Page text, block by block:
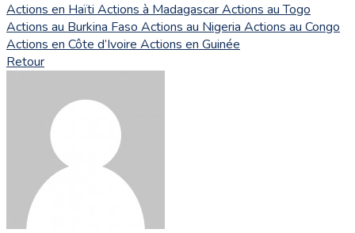
Actions en Haïti Actions à MadagascarActions au Togo
Actions au Burkina Faso Actions au Nigeria Actions au Congo
Actions en Côte d’Ivoire Actions en Guinée
Retour